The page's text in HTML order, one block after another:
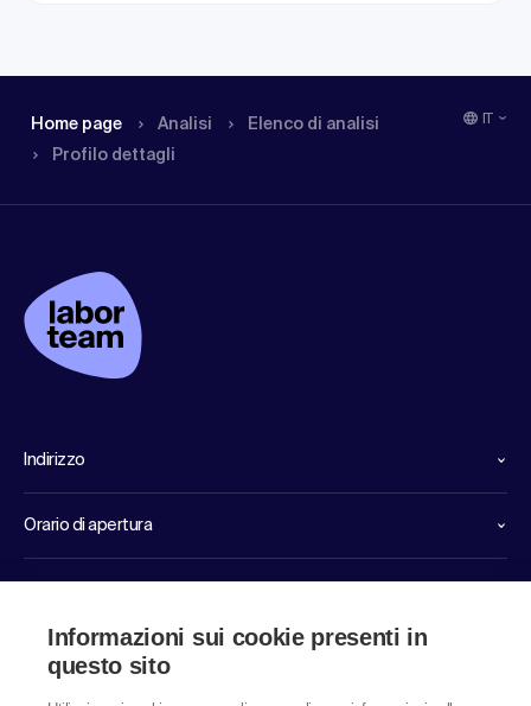
Home page Analisi
Elenco di analisi
Profilo dettagli
Indirizzo
Orario di apertura
Informazioni sui cookie presenti in
questo sito